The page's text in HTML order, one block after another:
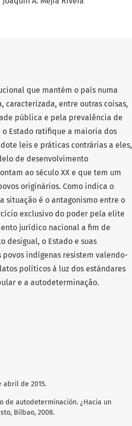
que mantém o país numa
entre outras coisas,
pública e pela prevalência de
Estado ratifique a maioria dos
leis e práticas contrárias a eles,
de desenvolvimento
ao século XX e que tem um
originários. Como indica o
situação é o antagonismo entre o
exclusivo do poder pela elite
jurídico nacional a fim de
desigual, o Estado e suas
indígenas resistem valendo-
políticos à luz dos estándares
e a autodeterminação.
abril de 2015.
de autodeterminación. ¿Hacia un
Bilbao, 2008.